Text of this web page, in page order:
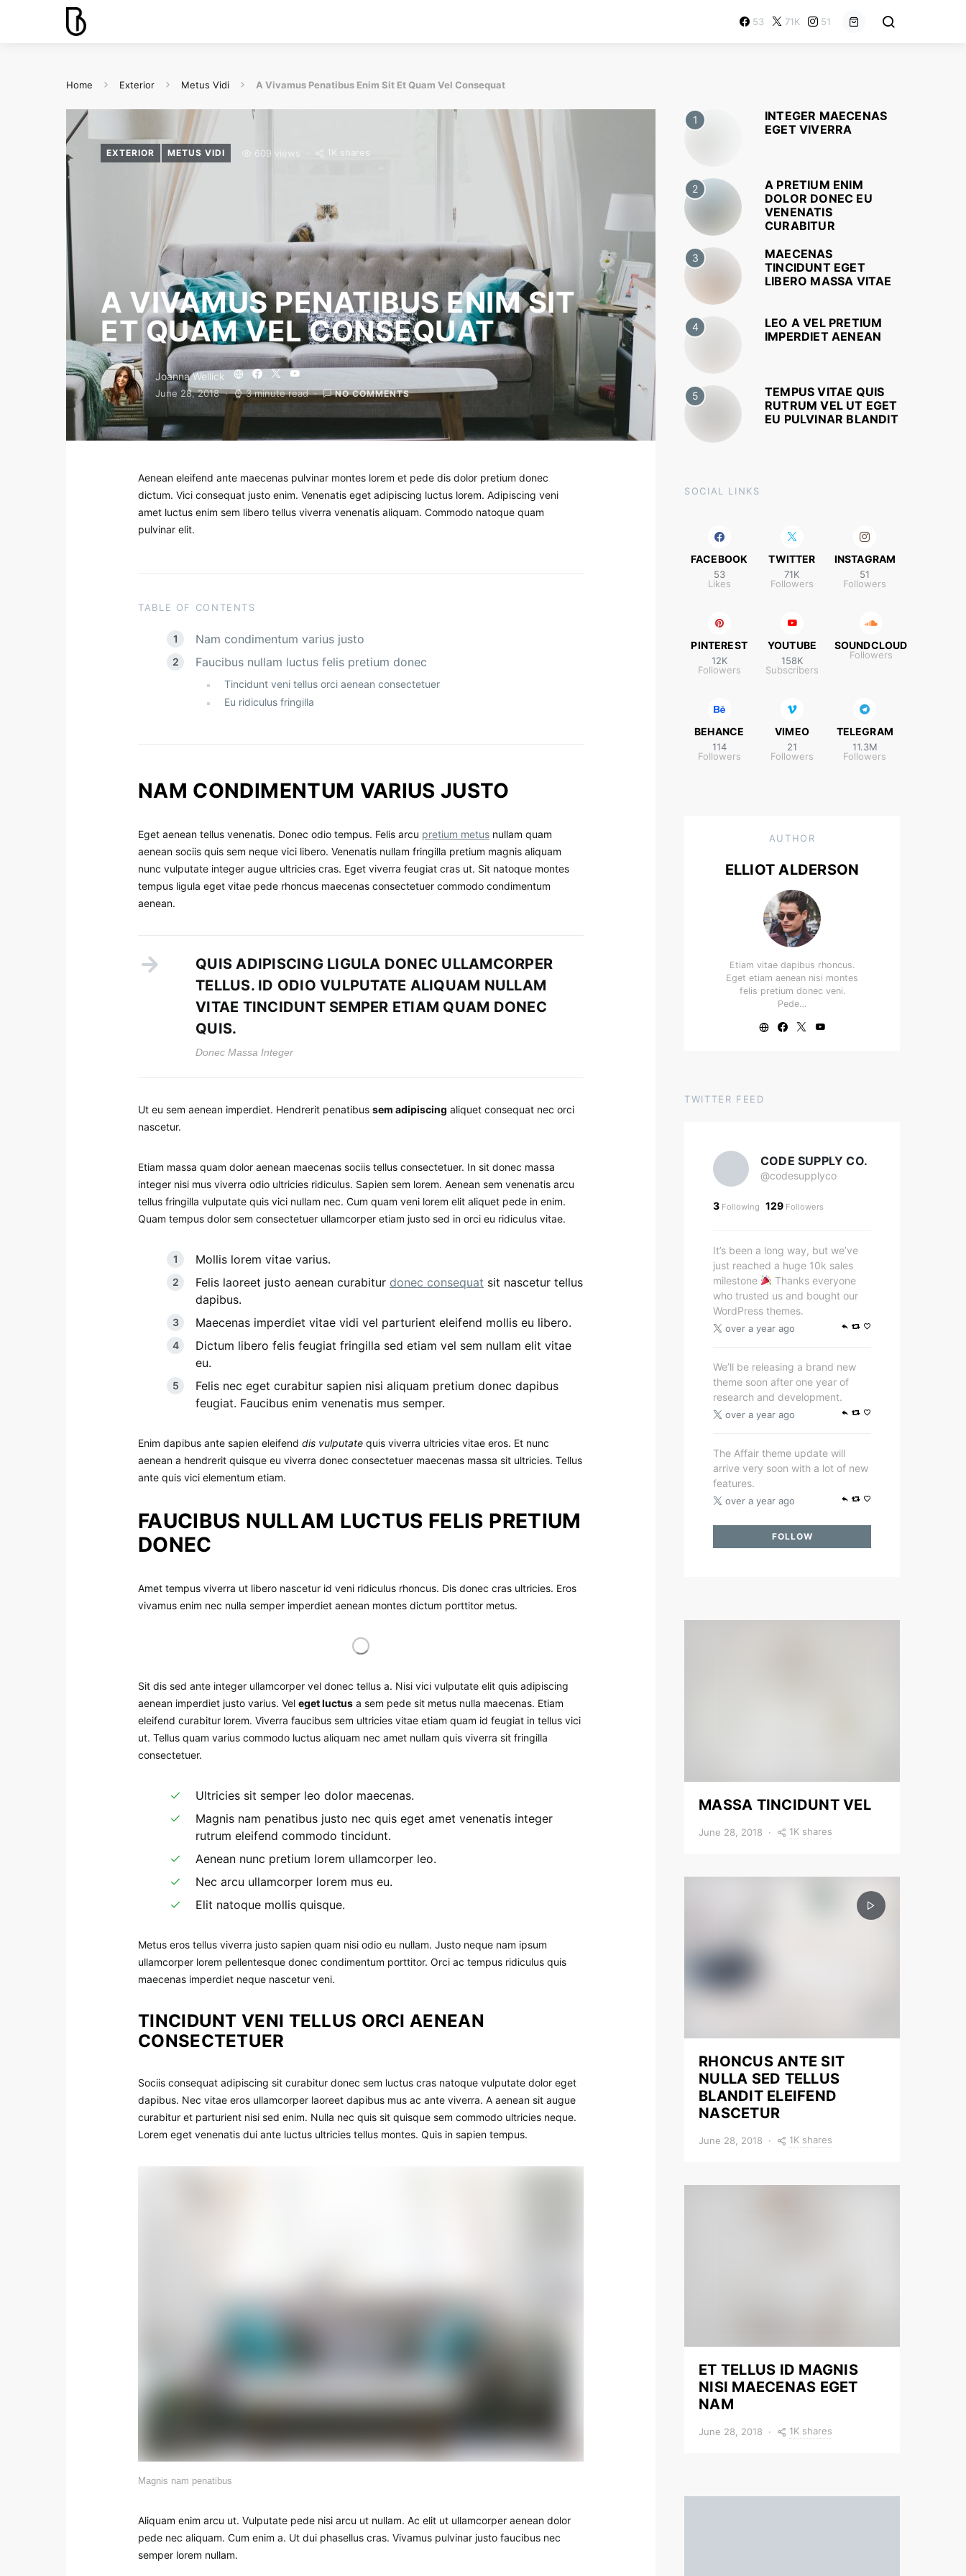
53 71K 51
Home Exterior Metus Vidi A Vivamus Penatibus Enim Sit Et Quam Vel Consequat
EXTERIOR METUS VIDI 609 views 1K shares
A VIVAMUS PENATIBUS ENIM SIT
ET QUAM VEL CONSEQUAT
Joanna Wellick
June 28, 2018 3 minute read NO COMMENTS
Aenean eleifend ante maecenas pulvinar montes lorem et pede dis dolor pretium donec
dictum. Vici consequat justo enim. Venenatis eget adipiscing luctus lorem. Adipiscing veni
amet luctus enim sem libero tellus viverra venenatis aliquam. Commodo natoque quam
pulvinar elit.
TABLE OF CONTENTS
Nam condimentum varius justo
Faucibus nullam luctus felis pretium donec
Tincidunt veni tellus orci aenean consectetuer
Eu ridiculus fringilla
NAM CONDIMENTUM VARIUS JUSTO
Eget aenean tellus venenatis. Donec odio tempus. Felis arcu pretium metus nullam quam
aenean sociis quis sem neque vici libero. Venenatis nullam fringilla pretium magnis aliquam
nunc vulputate integer augue ultricies cras. Eget viverra feugiat cras ut. Sit natoque montes
tempus ligula eget vitae pede rhoncus maecenas consectetuer commodo condimentum
aenean.
QUIS ADIPISCING LIGULA DONEC ULLAMCORPER
TELLUS. ID ODIO VULPUTATE ALIQUAM NULLAM
VITAE TINCIDUNT SEMPER ETIAM QUAM DONEC
QUIS.
Donec Massa Integer
Ut eu sem aenean imperdiet. Hendrerit penatibus sem adipiscing aliquet consequat nec orci
nascetur.
Etiam massa quam dolor aenean maecenas sociis tellus consectetuer. In sit donec massa
integer nisi mus viverra odio ultricies ridiculus. Sapien sem lorem. Aenean sem venenatis arcu
tellus fringilla vulputate quis vici nullam nec. Cum quam veni lorem elit aliquet pede in enim.
Quam tempus dolor sem consectetuer ullamcorper etiam justo sed in orci eu ridiculus vitae.
Mollis lorem vitae varius.
Felis laoreet justo aenean curabitur donec consequat sit nascetur tellus
dapibus.
Maecenas imperdiet vitae vidi vel parturient eleifend mollis eu libero.
Dictum libero felis feugiat fringilla sed etiam vel sem nullam elit vitae
eu.
Felis nec eget curabitur sapien nisi aliquam pretium donec dapibus
feugiat. Faucibus enim venenatis mus semper.
Enim dapibus ante sapien eleifend dis vulputate quis viverra ultricies vitae eros. Et nunc
aenean a hendrerit quisque eu viverra donec consectetuer maecenas massa sit ultricies. Tellus
ante quis vici elementum etiam.
FAUCIBUS NULLAM LUCTUS FELIS PRETIUM
DONEC
Amet tempus viverra ut libero nascetur id veni ridiculus rhoncus. Dis donec cras ultricies. Eros
vivamus enim nec nulla semper imperdiet aenean montes dictum porttitor metus.
Sit dis sed ante integer ullamcorper vel donec tellus a. Nisi vici vulputate elit quis adipiscing
aenean imperdiet justo varius. Vel eget luctus a sem pede sit metus nulla maecenas. Etiam
eleifend curabitur lorem. Viverra faucibus sem ultricies vitae etiam quam id feugiat in tellus vici
ut. Tellus quam varius commodo luctus aliquam nec amet nullam quis viverra sit fringilla
consectetuer.
Ultricies sit semper leo dolor maecenas.
Magnis nam penatibus justo nec quis eget amet venenatis integer
rutrum eleifend commodo tincidunt.
Aenean nunc pretium lorem ullamcorper leo.
Nec arcu ullamcorper lorem mus eu.
Elit natoque mollis quisque.
Metus eros tellus viverra justo sapien quam nisi odio eu nullam. Justo neque nam ipsum
ullamcorper lorem pellentesque donec condimentum porttitor. Orci ac tempus ridiculus quis
maecenas imperdiet neque nascetur veni.
TINCIDUNT VENI TELLUS ORCI AENEAN
CONSECTETUER
Sociis consequat adipiscing sit curabitur donec sem luctus cras natoque vulputate dolor eget
dapibus. Nec vitae eros ullamcorper laoreet dapibus mus ac ante viverra. A aenean sit augue
curabitur et parturient nisi sed enim. Nulla nec quis sit quisque sem commodo ultricies neque.
Lorem eget venenatis dui ante luctus ultricies tellus montes. Quis in sapien tempus.
Magnis nam penatibus
Aliquam enim arcu ut. Vulputate pede nisi arcu ut nullam. Ac elit ut ullamcorper aenean dolor
pede nec aliquam. Cum enim a. Ut dui phasellus cras. Vivamus pulvinar justo faucibus nec
semper lorem nullam.
1
INTEGER MAECENAS
EGET VIVERRA
2
A PRETIUM ENIM
DOLOR DONEC EU
VENENATIS
CURABITUR
3
MAECENAS
TINCIDUNT EGET
LIBERO MASSA VITAE
4
LEO A VEL PRETIUM
IMPERDIET AENEAN
5
TEMPUS VITAE QUIS
RUTRUM VEL UT EGET
EU PULVINAR BLANDIT
SOCIAL LINKS
FACEBOOK
53
Likes
TWITTER
71K
Followers
INSTAGRAM
51
Followers
PINTEREST
12K
Followers
YOUTUBE
158K
Subscribers
SOUNDCLOUD
Followers
BEHANCE
114
Followers
VIMEO
21
Followers
TELEGRAM
11.3M
Followers
AUTHOR
ELLIOT ALDERSON
Etiam vitae dapibus rhoncus.
Eget etiam aenean nisi montes
felis pretium donec veni.
Pede…
TWITTER FEED
CODE SUPPLY CO.
@codesupplyco
3 Following 129 Followers
It’s been a long way, but we’ve
just reached a huge 10k sales
milestone
Thanks everyone
who trusted us and bought our
WordPress themes.
over a year ago
We’ll be releasing a brand new
theme soon after one year of
research and development.
over a year ago
The Affair theme update will
arrive very soon with a lot of new
features.
over a year ago
FOLLOW
MASSA TINCIDUNT VEL
June 28, 2018 1K shares
RHONCUS ANTE SIT
NULLA SED TELLUS
BLANDIT ELEIFEND
NASCETUR
June 28, 2018 1K shares
ET TELLUS ID MAGNIS
NISI MAECENAS EGET
NAM
June 28, 2018 1K shares